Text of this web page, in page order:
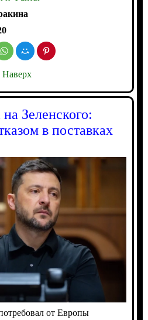
Наверх
Зеленского:
в поставках
от Европы